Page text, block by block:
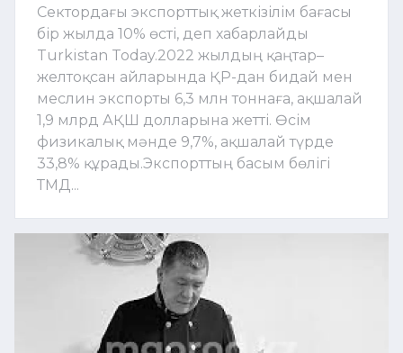
Сектордағы экспорттық жеткізілім бағасы
бір жылда 10% өсті, деп хабарлайды
Turkistan Today.2022 жылдың қаңтар–
желтоқсан айларында ҚР-дан бидай мен
меслин экспорты 6,3 млн тоннаға, ақшалай
1,9 млрд АҚШ долларына жетті. Өсім
физикалық мәнде 9,7%, ақшалай түрде
33,8% құрады.Экспорттың басым бөлігі
ТМД...